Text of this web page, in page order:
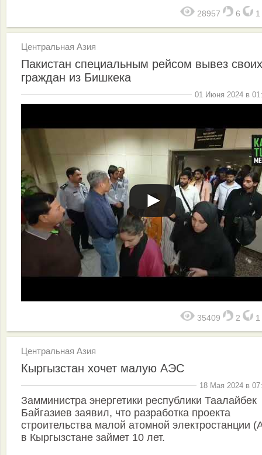
28957 6 1
Центральная Азия
Пакистан специальным рейсом вывез своих
граждан из Бишкека
01 Июня 2024 в
35409 2 1
Центральная Азия
Кыргызстан хочет малую АЭС
18 Мая 2024 в
Замминистра энергетики республики Таалайбек
Байгазиев заявил, что разработка проекта
строительства малой атомной электростанции
в Кыргызстане займет 10 лет.